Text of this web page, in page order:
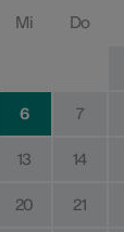
Mi Do
6 7
13 14
20 21